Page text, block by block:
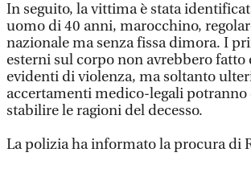
In seguito, la vittima è stata
uomo di 40 anni, marocchino,
nazionale ma senza fissa dimora. I
esterni sul corpo non avrebbero fatto
evidenti di violenza, ma soltanto
accertamenti medico-legali
stabilire le ragioni del decesso.
La polizia ha informato la procura di